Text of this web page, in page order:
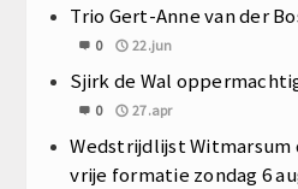
Trio Gert-Anne van der
0 22.jun
Sjirk de Wal
0 27.apr
Wedstrijdlijst Witmarsum
vrije formatie zondag 6